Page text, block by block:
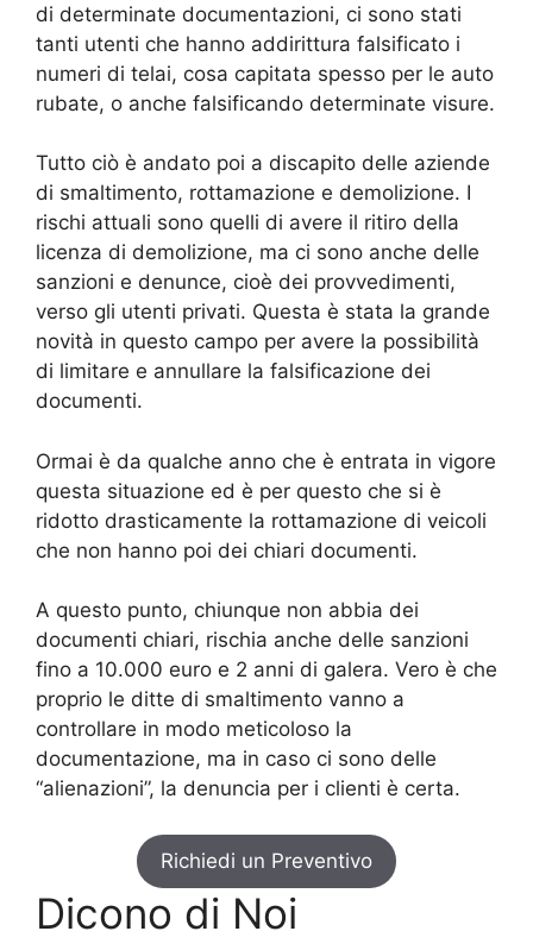
di determinate documentazioni, ci sono stati
tanti utenti che hanno addirittura falsificato i
numeri di telai, cosa capitata spesso per le auto
rubate, o anche falsificando determinate visure.
Tutto ciò è andato poi a discapito delle aziende
di smaltimento, rottamazione e demolizione. I
rischi attuali sono quelli di avere il ritiro della
licenza di demolizione, ma ci sono anche delle
sanzioni e denunce, cioè dei provvedimenti,
verso gli utenti privati. Questa è stata la grande
novità in questo campo per avere la possibilità
di limitare e annullare la falsificazione dei
documenti.
Ormai è da qualche anno che è entrata in vigore
questa situazione ed è per questo che si è
ridotto drasticamente la rottamazione di veicoli
che non hanno poi dei chiari documenti.
A questo punto, chiunque non abbia dei
documenti chiari, rischia anche delle sanzioni
fino a 10.000 euro e 2 anni di galera. Vero è che
proprio le ditte di smaltimento vanno a
controllare in modo meticoloso la
documentazione, ma in caso ci sono delle
“alienazioni”, la denuncia per i clienti è certa.
Richiedi un Preventivo
Dicono di Noi